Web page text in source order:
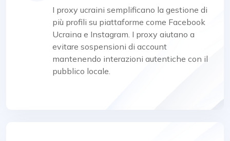
I proxy ucraini semplificano la gestione di
più profili su piattaforme come Facebook
Ucraina e Instagram. I proxy aiutano a
evitare sospensioni di account
mantenendo interazioni autentiche con il
pubblico locale.